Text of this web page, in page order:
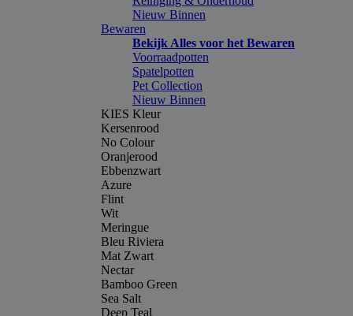
Nieuw Binnen
Bewaren
Bekijk Alles voor het Bewaren
Voorraadpotten
Spatelpotten
Pet Collection
Nieuw Binnen
KIES Kleur
Kersenrood
No Colour
Oranjerood
Ebbenzwart
Azure
Flint
Wit
Meringue
Bleu Riviera
Mat Zwart
Nectar
Bamboo Green
Sea Salt
Deep Teal